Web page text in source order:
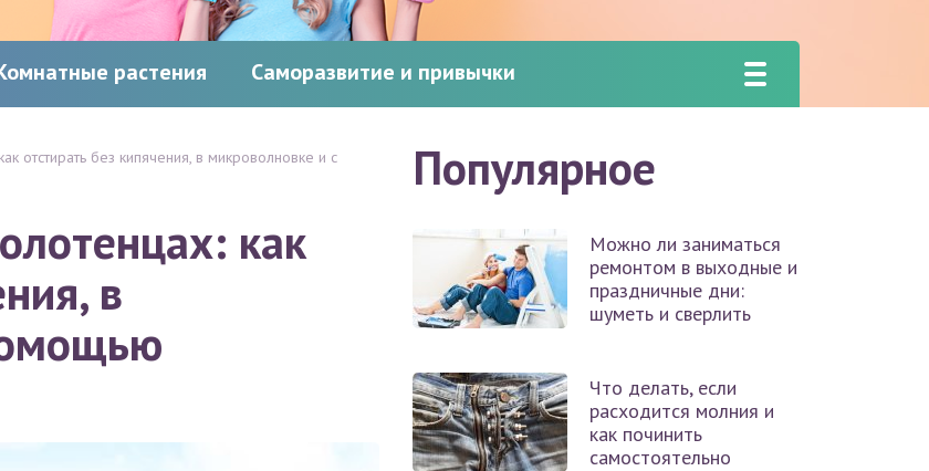
растения Саморазвитие и привычки
отстирать без кипячения, в микроволновке и с
как
в
Популярное
Можно ли заниматься
ремонтом в выходные и
праздничные дни:
шуметь и сверлить
Что делать, если
расходится молния и
как починить
самостоятельно